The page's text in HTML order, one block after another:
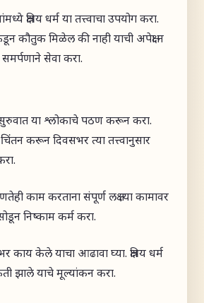
क्षत्रिय धर्म या तत्त्वाचा उपयोग करा.
कौतुक मिळेल की नाही याची अपेक्षा न
सेवा करा.
सुरुवात या श्लोकाचे पठण करून करा.
चिंतन करून दिवसभर त्या तत्त्वानुसार
काम करताना संपूर्ण लक्ष त्या कामावर
निष्काम कर्म करा.
काय केले याचा आढावा घ्या. क्षत्रिय धर्म
झाले याचे मूल्यांकन करा.